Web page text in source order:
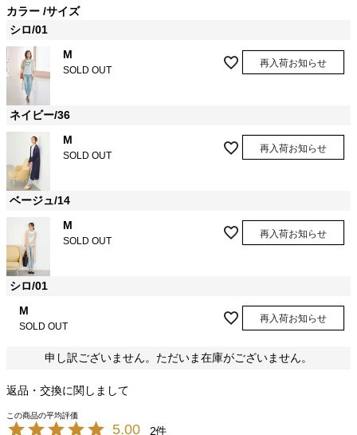
カラー サイズ
シロ/01
M
SOLD OUT
再入荷お知らせ
ネイビー/36
M
SOLD OUT
再入荷お知らせ
ベージュ/14
M
SOLD OUT
再入荷お知らせ
シロ/01
M
SOLD OUT
再入荷お知らせ
申し訳ございません。ただいま在庫がございません。
返品・交換に関しまして
5.00 2